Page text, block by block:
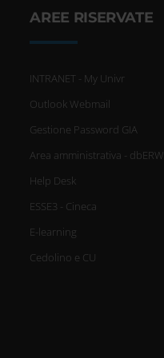
AREE RISERVATE
INTRANET - My Univr
Outlook Webmail
Gestione Password GIA
Area amministrativa - dbERW
Help Desk
ESSE3 - Cineca
E-learning
Cedolino e CU